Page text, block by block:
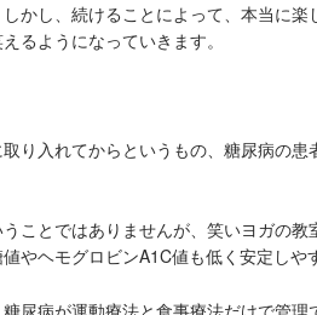
かし、続けることによって、本当に楽
るようになっていきます。
り入れてからというもの、糖尿病の患
ことではありませんが、笑いヨガの教
やヘモグロビンA1C値も低く安定しや
尿病が運動療法と食事療法だけで管理